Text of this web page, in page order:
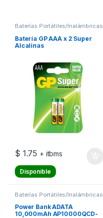
Baterías Portátiles/Inalámbricas
Batería GP AAA x 2 Super
Alcalinas
$ 1.75 + itbms
Disponible
Baterías Portátiles/Inalámbricas
Power Bank ADATA
10,000mAh AP10000QCD-